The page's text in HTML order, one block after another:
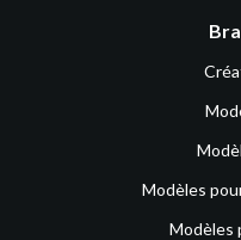
Modèles
Modèles